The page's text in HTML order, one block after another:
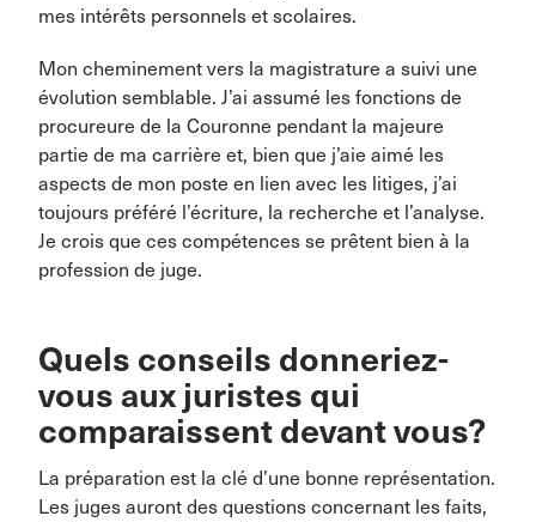
mes intérêts personnels et scolaires.
Mon cheminement vers la magistrature a suivi une
évolution semblable. J’ai assumé les fonctions de
procureure de la Couronne pendant la majeure
partie de ma carrière et, bien que j’aie aimé les
aspects de mon poste en lien avec les litiges, j’ai
toujours préféré l’écriture, la recherche et l’analyse.
Je crois que ces compétences se prêtent bien à la
profession de juge.
Quels conseils donneriez-
vous aux juristes qui
comparaissent devant vous?
La préparation est la clé d’une bonne représentation.
Les juges auront des questions concernant les faits,